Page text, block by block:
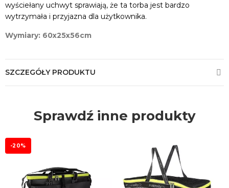
wyściełany uchwyt sprawiają, że ta torba jest bardzo
wytrzymała i przyjazna dla użytkownika.
Wymiary: 60x25x56cm
SZCZEGÓŁY PRODUKTU
Sprawdź inne produkty
-20%